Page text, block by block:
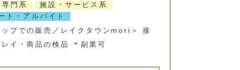
専門系
施設・サービス系
ト・アルバイト
プでの販売／レイクタウンmori＞ 接
イ・商品の検品 ＊副業可